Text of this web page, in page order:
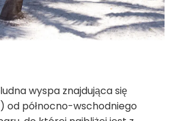
wyspa znajdująca się
od północno-wschodniego